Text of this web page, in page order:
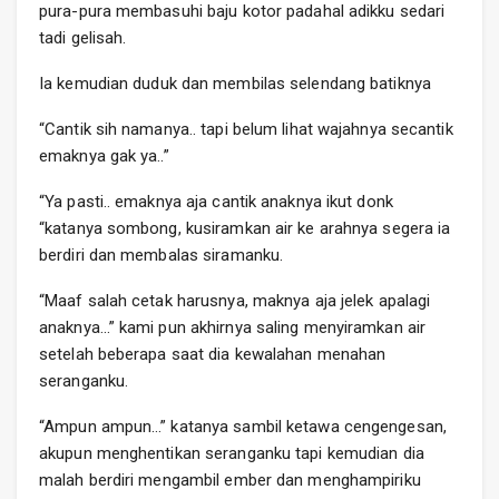
pura-pura membasuhi baju kotor padahal adikku sedari
tadi gelisah.
Ia kemudian duduk dan membilas selendang batiknya
“Cantik sih namanya.. tapi belum lihat wajahnya secantik
emaknya gak ya..”
“Ya pasti.. emaknya aja cantik anaknya ikut donk
“katanya sombong, kusiramkan air ke arahnya segera ia
berdiri dan membalas siramanku.
“Maaf salah cetak harusnya, maknya aja jelek apalagi
anaknya…” kami pun akhirnya saling menyiramkan air
setelah beberapa saat dia kewalahan menahan
seranganku.
“Ampun ampun…” katanya sambil ketawa cengengesan,
akupun menghentikan seranganku tapi kemudian dia
malah berdiri mengambil ember dan menghampiriku